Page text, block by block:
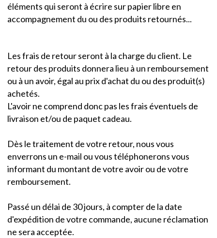
éléments qui seront à écrire sur papier libre en
accompagnement du ou des produits retournés...
Les frais de retour seront à la charge du client. Le
retour des produits donnera lieu à un remboursement
ou à un avoir, égal au prix d'achat du ou des produit(s)
achetés.
L'avoir ne comprend donc pas les frais éventuels de
livraison et/ou de paquet cadeau.
Dès le traitement de votre retour, nous vous
enverrons un e-mail ou vous téléphonerons vous
informant du montant de votre avoir ou de votre
remboursement.
Passé un délai de 30 jours, à compter de la date
d'expédition de votre commande, aucune réclamation
ne sera acceptée.